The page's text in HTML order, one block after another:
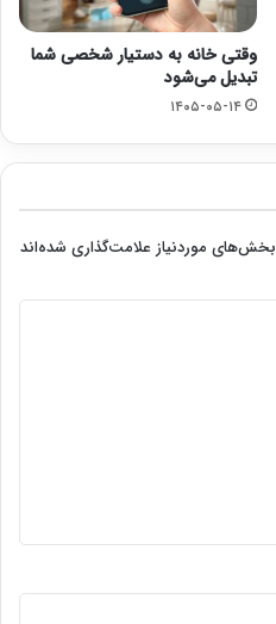
وقتی خانه به دستیار شخصی شما
تبدیل می‌شود
۱۴۰۵-۰۵-۱۴
بخش‌های موردنیاز علامت‌گذاری شده‌اند